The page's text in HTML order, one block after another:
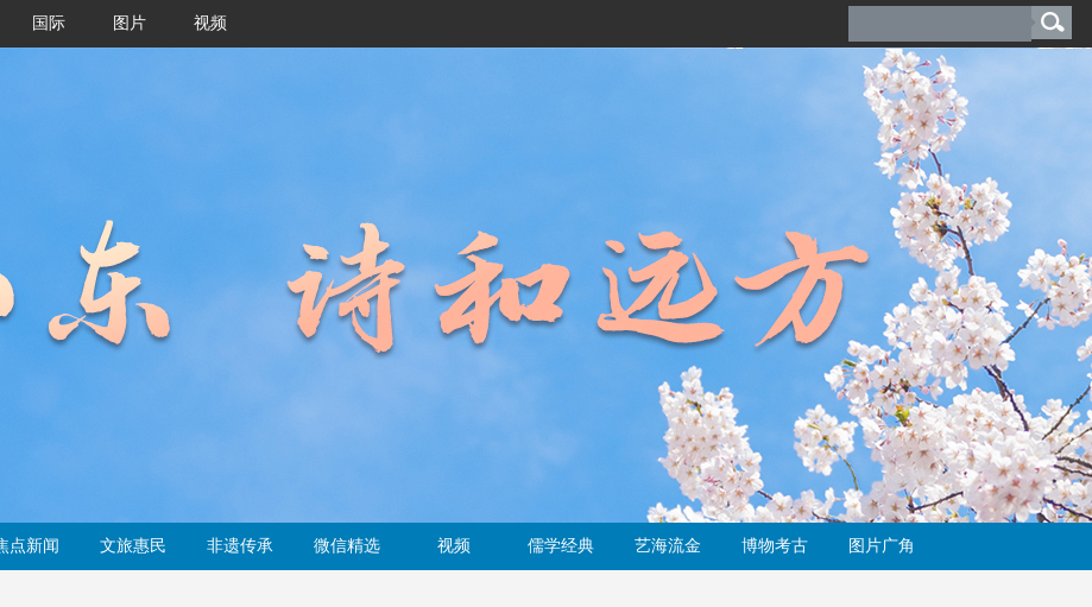
国际 图片 视频
点新闻 文旅惠民 非遗传承 微信精选 视频 儒学经典 艺海流金 博物考古 图片广角